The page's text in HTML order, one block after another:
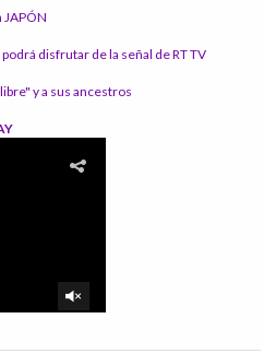
JAPÓN
podrá disfrutar de la señal de RT TV
y a sus ancestros